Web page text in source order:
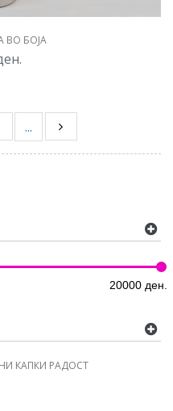
ВО БОЈА
...
20000 ден.
КАПКИ РАДОСТ